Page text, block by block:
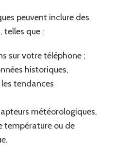
peuvent inclure des
que :
sur votre téléphone ;
historiques,
tendances
météorologiques,
température ou de